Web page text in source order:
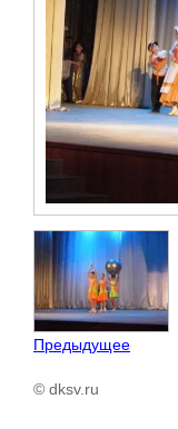
Предыдущее
© dksv.ru